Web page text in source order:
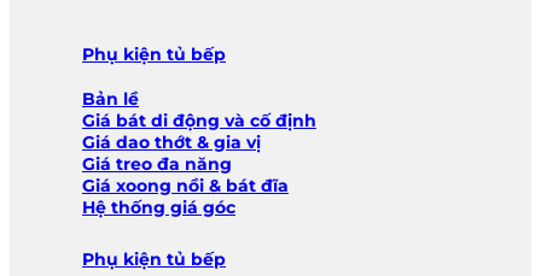
Phụ kiện tủ bếp
Bản lề
Giá bát di động và cố định
Giá dao thớt & gia vị
Giá treo đa năng
Giá xoong nồi & bát đĩa
Hệ thống giá góc
Phụ kiện tủ bếp